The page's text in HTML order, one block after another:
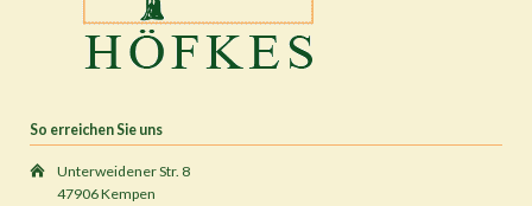
So erreichen Sie uns
Unterweidener Str. 8
47906 Kempen